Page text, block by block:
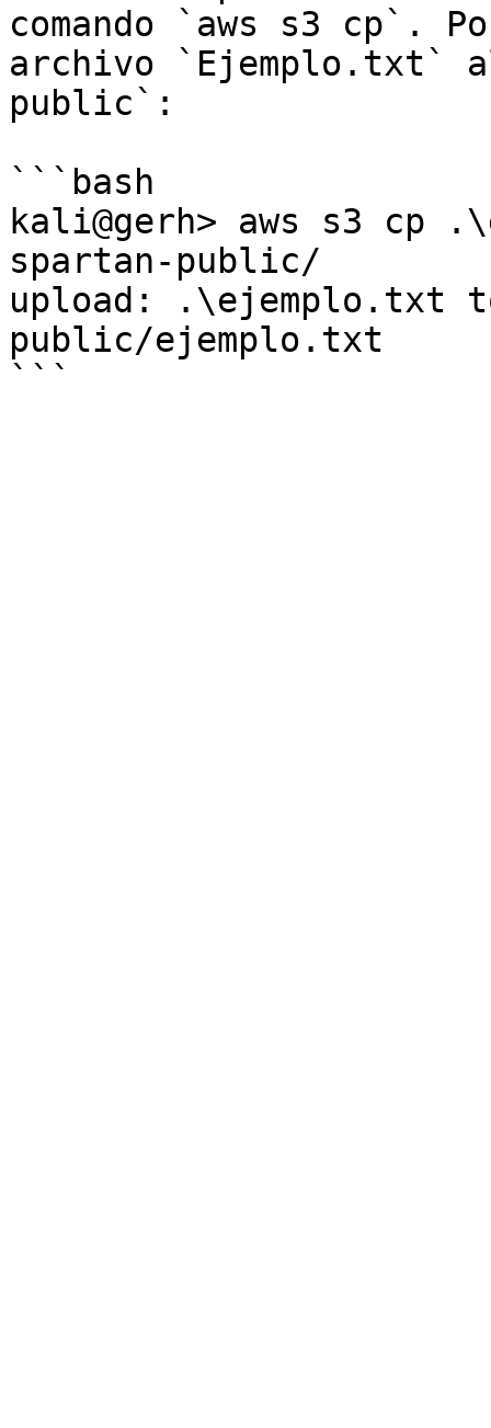
comando `aws s3 cp`.
archivo `Ejemplo.txt`
public`:
```bash
kali@gerh> aws s3 cp
spartan-public/
upload: .\ejemplo.txt
public/ejemplo.txt